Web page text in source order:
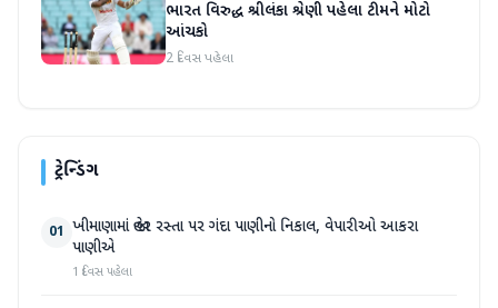
ભારત વિરુદ્ધ શ્રીલંકા શ્રેણી પહેલા ટીમને મોટો
આંચકો
2 દિવસ પહેલા
ટ્રેન્ડિંગ
01 ખીમાણામાં જાહેર રસ્તા પર ગંદા પાણીનો નિકાલ, વેપારીઓ આકરા
પાણીએ
1 દિવસ પહેલા